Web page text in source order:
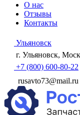
О нас
Отзывы
Контакты
Ульяновск
г. Ульяновск,
+7 (800) 600-80-22
rusavto73@mail.ru